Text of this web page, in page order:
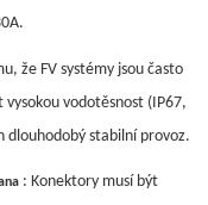
že FV systémy jsou často
vodotěsnost (IP67,
dlouhodobý stabilní provoz.
: Konektory musí být